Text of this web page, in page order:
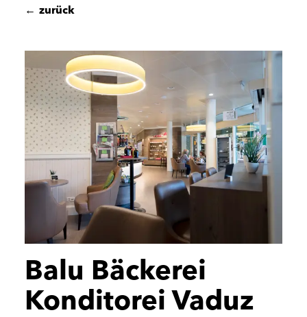
← zurück
Balu Bäckerei
Konditorei Vaduz